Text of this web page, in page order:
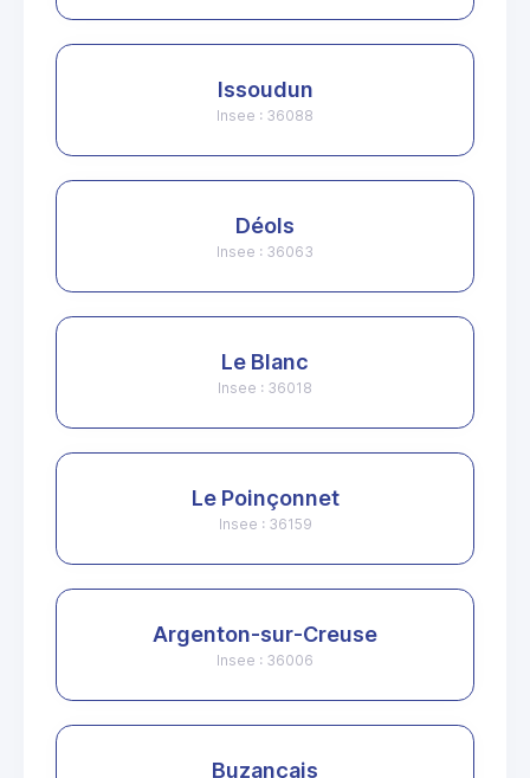
Issoudun
Insee : 36088
Déols
Insee : 36063
Le Blanc
Insee : 36018
Le Poinçonnet
Insee : 36159
Argenton-sur-Creuse
Insee : 36006
Buzançais